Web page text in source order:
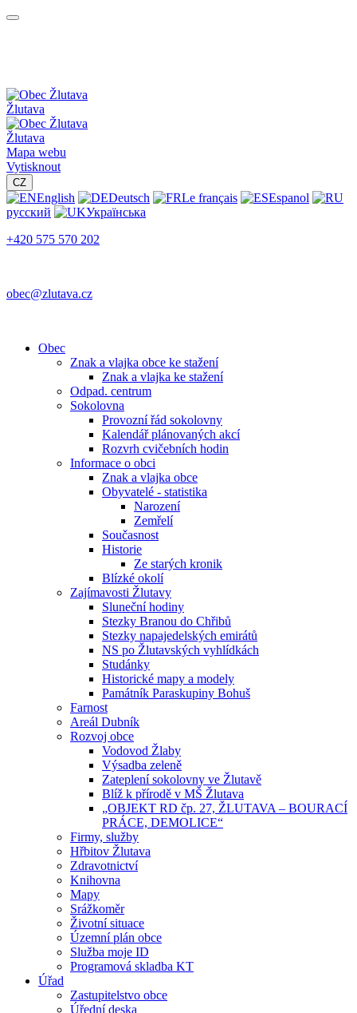
Žlutava
Žlutava
Mapa webu
Vytisknout
CZ
English Deutsch Le français
Espanol
русский
Українська
+420 575 570 202
obec@zlutava.cz
Obec
Znak a vlajka obce ke stažení
Znak a vlajka ke stažení
Odpad. centrum
Sokolovna
Provozní řád sokolovny
Kalendář plánovaných akcí
Rozvrh cvičebních hodin
Informace o obci
Znak a vlajka obce
Obyvatelé - statistika
Narození
Zemřelí
Současnost
Historie
Ze starých kronik
Blízké okolí
Zajímavosti Žlutavy
Sluneční hodiny
Stezky Branou do Chřibů
Stezky napajedelských emirátů
NS po Žlutavských vyhlídkách
Studánky
Historické mapy a modely
Památník Paraskupiny Bohuš
Farnost
Areál Dubník
Rozvoj obce
Vodovod Žlaby
Výsadba zeleně
Zateplení sokolovny ve Žlutavě
Blíž k přírodě v MŠ Žlutava
„OBJEKT RD čp. 27, ŽLUTAVA – BOURACÍ
PRÁCE, DEMOLICE“
Firmy, služby
Hřbitov Žlutava
Zdravotnictví
Knihovna
Mapy
Srážkoměr
Životní situace
Územní plán obce
Služba moje ID
Programová skladba KT
Úřad
Zastupitelstvo obce
Úřední deska